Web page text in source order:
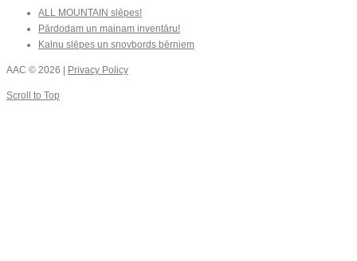
ALL MOUNTAIN slēpes!
Pārdodam un mainam inventāru!
Kalnu slēpes un snovbords bērniem
AAC © 2026 | Privacy Policy
Scroll to Top